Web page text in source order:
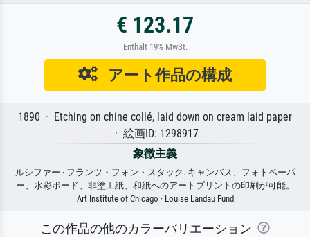
€ 123.17
Enthält 19% MwSt.
アート作品の構成
1890 · Etching on chine collé, laid down on cream laid paper
· 絵画ID: 1298917
象徴主義
ルシファー · フランツ・フォン・スタック. キャンバス、フォトペーパ
ー、水彩ボード、非塗工紙、和紙へのアートプリントの印刷が可能。
Art Institute of Chicago · Louise Landau Fund
この作品の他のカラーバリエーション